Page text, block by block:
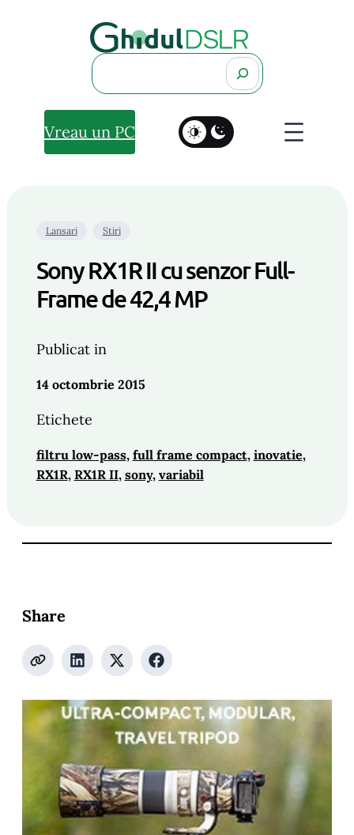
Search
Vreau un PC
Lansari Stiri
Sony RX1R II cu senzor Full-
Frame de 42,4 MP
Publicat in
14 octombrie 2015
Etichete
filtru low-pass, full frame compact, inovatie ,
RX1R, RX1R II, sony, variabil
Share